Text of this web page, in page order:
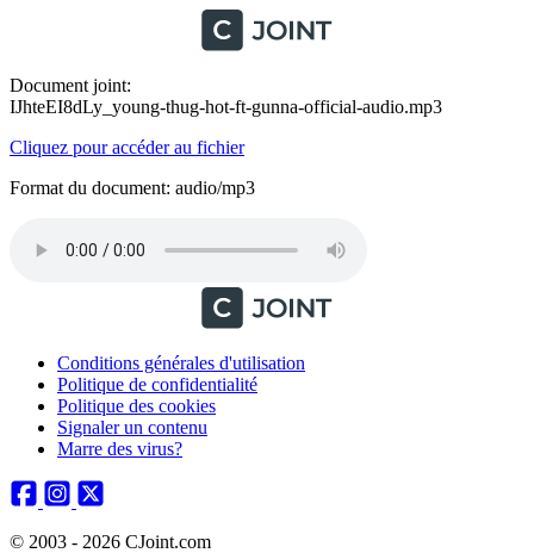
Document joint:
IJhteEI8dLy_young-thug-hot-ft-gunna-official-audio.mp3
Cliquez pour accéder au fichier
Format du document: audio/mp3
Conditions générales d'utilisation
Politique de confidentialité
Politique des cookies
Signaler un contenu
Marre des virus?
© 2003 - 2026 CJoint.com